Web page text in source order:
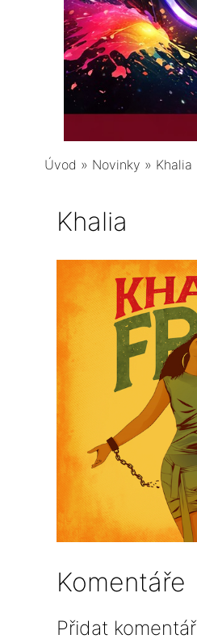
Úvod » Novinky » Khalia
Khalia
Komentáře
Přidat komentář